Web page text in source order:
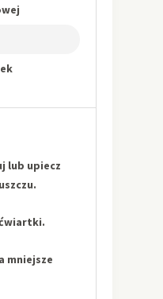
lub upiecz
mniejsze